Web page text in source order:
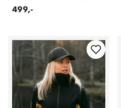
499,-